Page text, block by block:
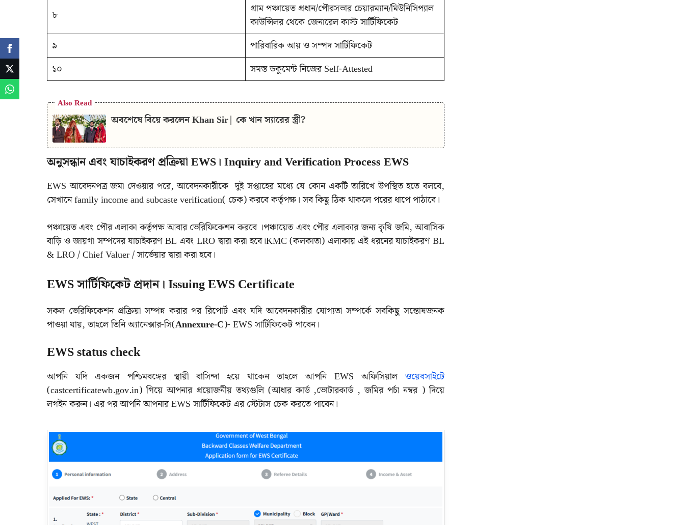
৮
গ্রাম পঞ্চায়েত প্রধান/পৌরসভার চেয়ারম্যান/মিউনিসিপ্যাল
কাউন্সিলর থেকে জেনারেল কাস্ট সার্টিফিকেট
৯
পারিবারিক আয় ও সম্পদ সার্টিফিকেট
১০
সমস্ত ডকুমেন্ট নিজের Self-Attested
Also Read
অবশেষে বিয়ে করলেন Khan Sir| কে খান স্যারের স্ত্রী?
অনুসন্ধান এবং যাচাইকরণ প্রক্রিয়া EWS। Inquiry and Verification Process EWS
EWS আবেদনপত্র জমা দেওয়ার পরে, আবেদনকারীকে দুই সপ্তাহের মধ্যে যে কোন একটি তারিখে উপস্থিত হতে বলবে,
সেখানে family income and subcaste verification( চেক) করবে কর্তৃপক্ষ। সব কিছু ঠিক থাকলে পরের ধাপে পাঠাবে।
পঞ্চায়েত এবং পৌর এলাকা কর্তৃপক্ষ আবার ভেরিফিকেশন করবে ।পঞ্চায়েত এবং পৌর এলাকার জন্য কৃষি জমি, আবাসিক
বাড়ি ও জায়গা সম্পদের যাচাইকরণ BL এবং LRO দ্বারা করা হবে।KMC (কলকাতা) এলাকায় এই ধরনের যাচাইকরণ BL
& LRO / Chief Valuer / সার্ভেয়ার দ্বারা করা হবে।
EWS সার্টিফিকেট প্রদান। Issuing EWS Certificate
সকল ভেরিফিকেশন প্রক্রিয়া সম্পন্ন করার পর রিপোর্ট এবং যদি আবেদনকারীর যোগ্যতা সম্পর্কে সবকিছু সন্তোষজনক
পাওয়া যায়, তাহলে তিনি অ্যানেক্সার-সি(Annexure-C)- EWS সার্টিফিকেট পাবেন।
EWS status check
আপনি যদি একজন পশ্চিমবঙ্গের স্থায়ী বাসিন্দা হয়ে থাকেন তাহলে আপনি EWS অফিসিয়াল ওয়েবসাইটে
(castcertificatewb.gov.in) গিয়ে আপনার প্ৰয়োজনীয় তথ্যগুলি (আধার কার্ড ,ভোটারকার্ড , জমির পর্চা নম্বর ) দিয়ে
লগইন করুন। এর পর আপনি আপনার EWS সার্টিফিকেট এর স্টেটাস চেক করতে পাবেন।